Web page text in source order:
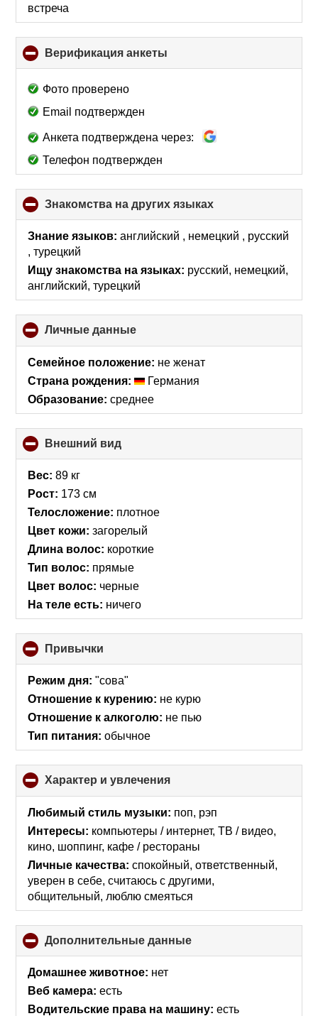
встреча
Верификация анкеты
to
Фото проверено
Email подтвержден
Анкета подтверждена через:
Телефон подтвержден
Знакомства на других языках
to
collapse
Знание языков: английский , немецкий , русский
, турецкий
Ищу знакомства на языках: русский, немецкий,
английский, турецкий
Личные данные
to
collapse
Семейное положение: не женат
Страна рождения:
Германия
Образование: среднее
Внешний вид
to
Вес: 89 кг
Рост: 173 см
Телосложение: плотное
Цвет кожи: загорелый
Длина волос: короткие
Тип волос: прямые
Цвет волос: черные
На теле есть: ничего
Привычки
to
collapse
Режим дня: "сова"
Отношение к курению: не курю
Отношение к алкоголю: не пью
Тип питания: обычное
Характер и увлечения
to
collapse
contents
Любимый стиль музыки: поп, рэп
Интересы: компьютеры / интернет, ТВ / видео,
кино, шоппинг, кафе / рестораны
Личные качества: спокойный, ответственный,
уверен в себе, считаюсь с другими,
общительный, люблю смеяться
Дополнительные данные
to
Домашнее животное: нет
Веб камера: есть
Водительские права на машину: есть